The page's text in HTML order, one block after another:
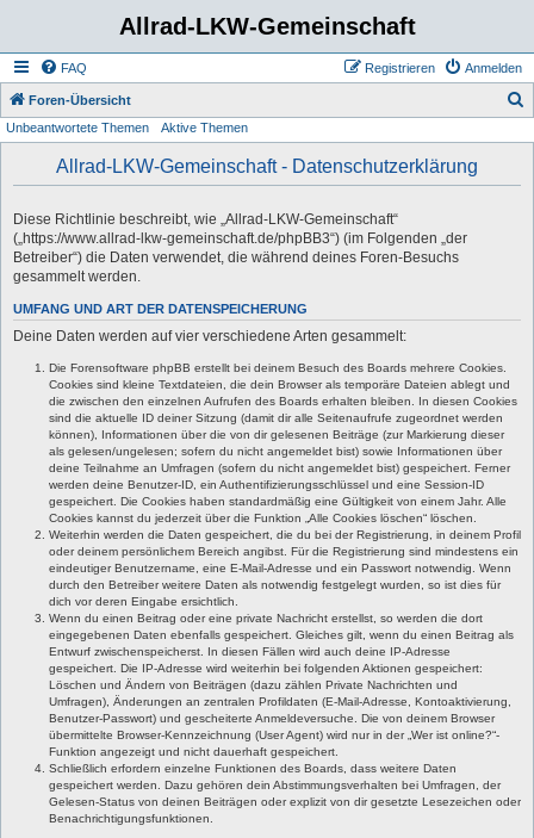
Allrad-LKW-Gemeinschaft
FAQ Anmelden
Registrieren
Foren-Übersicht
Unbeantwortete Themen Aktive Themen
Allrad-LKW-Gemeinschaft - Datenschutzerklärung
Diese Richtlinie beschreibt, wie „Allrad-LKW-Gemeinschaft“
(„https://www.allrad-lkw-gemeinschaft.de/phpBB3“) (im Folgenden „der
Betreiber“) die Daten verwendet, die während deines Foren-Besuchs
gesammelt werden.
UMFANG UND ART DER DATENSPEICHERUNG
Deine Daten werden auf vier verschiedene Arten gesammelt:
Die Forensoftware phpBB erstellt bei deinem Besuch des Boards mehrere Cookies.
Cookies sind kleine Textdateien, die dein Browser als temporäre Dateien ablegt und
die zwischen den einzelnen Aufrufen des Boards erhalten bleiben. In diesen Cookies
sind die aktuelle ID deiner Sitzung (damit dir alle Seitenaufrufe zugeordnet werden
können), Informationen über die von dir gelesenen Beiträge (zur Markierung dieser
als gelesen/ungelesen; sofern du nicht angemeldet bist) sowie Informationen über
deine Teilnahme an Umfragen (sofern du nicht angemeldet bist) gespeichert. Ferner
werden deine Benutzer-ID, ein Authentifizierungsschlüssel und eine Session-ID
gespeichert. Die Cookies haben standardmäßig eine Gültigkeit von einem Jahr. Alle
Cookies kannst du jederzeit über die Funktion „Alle Cookies löschen“ löschen.
Weiterhin werden die Daten gespeichert, die du bei der Registrierung, in deinem Profil
oder deinem persönlichem Bereich angibst. Für die Registrierung sind mindestens ein
eindeutiger Benutzername, eine E-Mail-Adresse und ein Passwort notwendig. Wenn
durch den Betreiber weitere Daten als notwendig festgelegt wurden, so ist dies für
dich vor deren Eingabe ersichtlich.
Wenn du einen Beitrag oder eine private Nachricht erstellst, so werden die dort
eingegebenen Daten ebenfalls gespeichert. Gleiches gilt, wenn du einen Beitrag als
Entwurf zwischenspeicherst. In diesen Fällen wird auch deine IP-Adresse
gespeichert. Die IP-Adresse wird weiterhin bei folgenden Aktionen gespeichert:
Löschen und Ändern von Beiträgen (dazu zählen Private Nachrichten und
Umfragen), Änderungen an zentralen Profildaten (E-Mail-Adresse, Kontoaktivierung,
Benutzer-Passwort) und gescheiterte Anmeldeversuche. Die von deinem Browser
übermittelte Browser-Kennzeichnung (User Agent) wird nur in der „Wer ist online?“-
Funktion angezeigt und nicht dauerhaft gespeichert.
Schließlich erfordern einzelne Funktionen des Boards, dass weitere Daten
gespeichert werden. Dazu gehören dein Abstimmungsverhalten bei Umfragen, der
Gelesen-Status von deinen Beiträgen oder explizit von dir gesetzte Lesezeichen oder
Benachrichtigungsfunktionen.